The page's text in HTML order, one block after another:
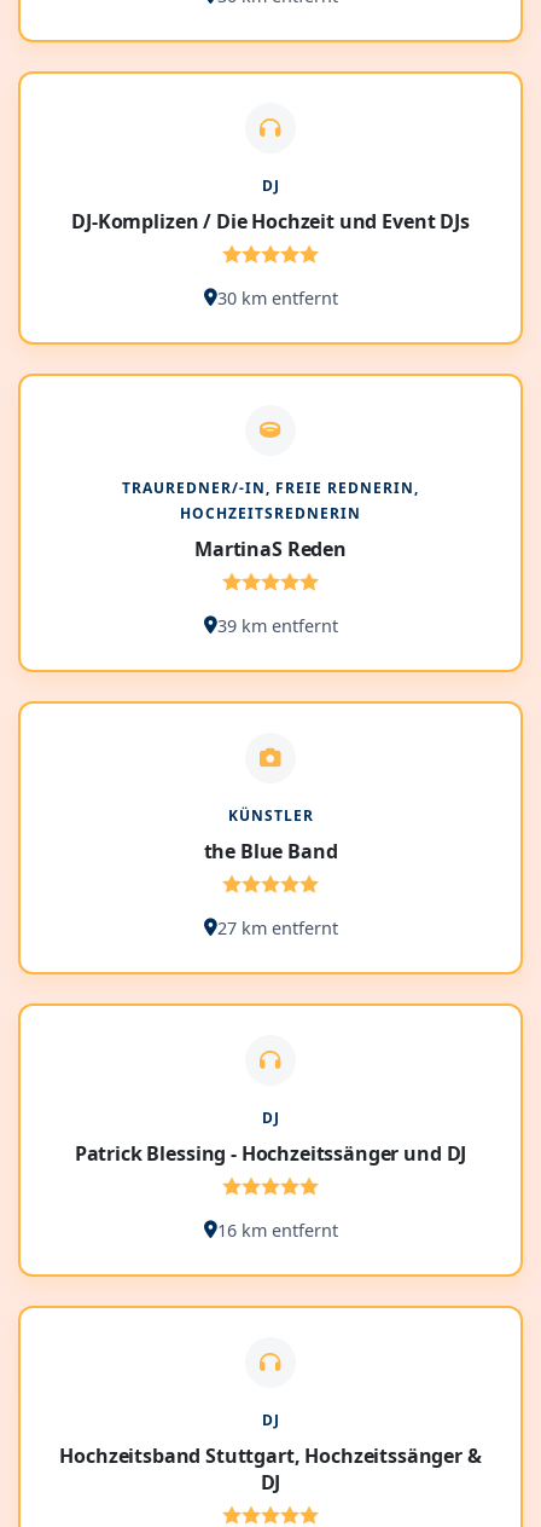
DJ
DJ-Komplizen / Die Hochzeit und Event DJs
30 km entfernt
TRAUREDNER/-IN, FREIE REDNERIN,
HOCHZEITSREDNERIN
MartinaS Reden
39 km entfernt
KÜNSTLER
the Blue Band
27 km entfernt
DJ
Patrick Blessing - Hochzeitssänger und DJ
16 km entfernt
DJ
Hochzeitsband Stuttgart, Hochzeitssänger &
DJ